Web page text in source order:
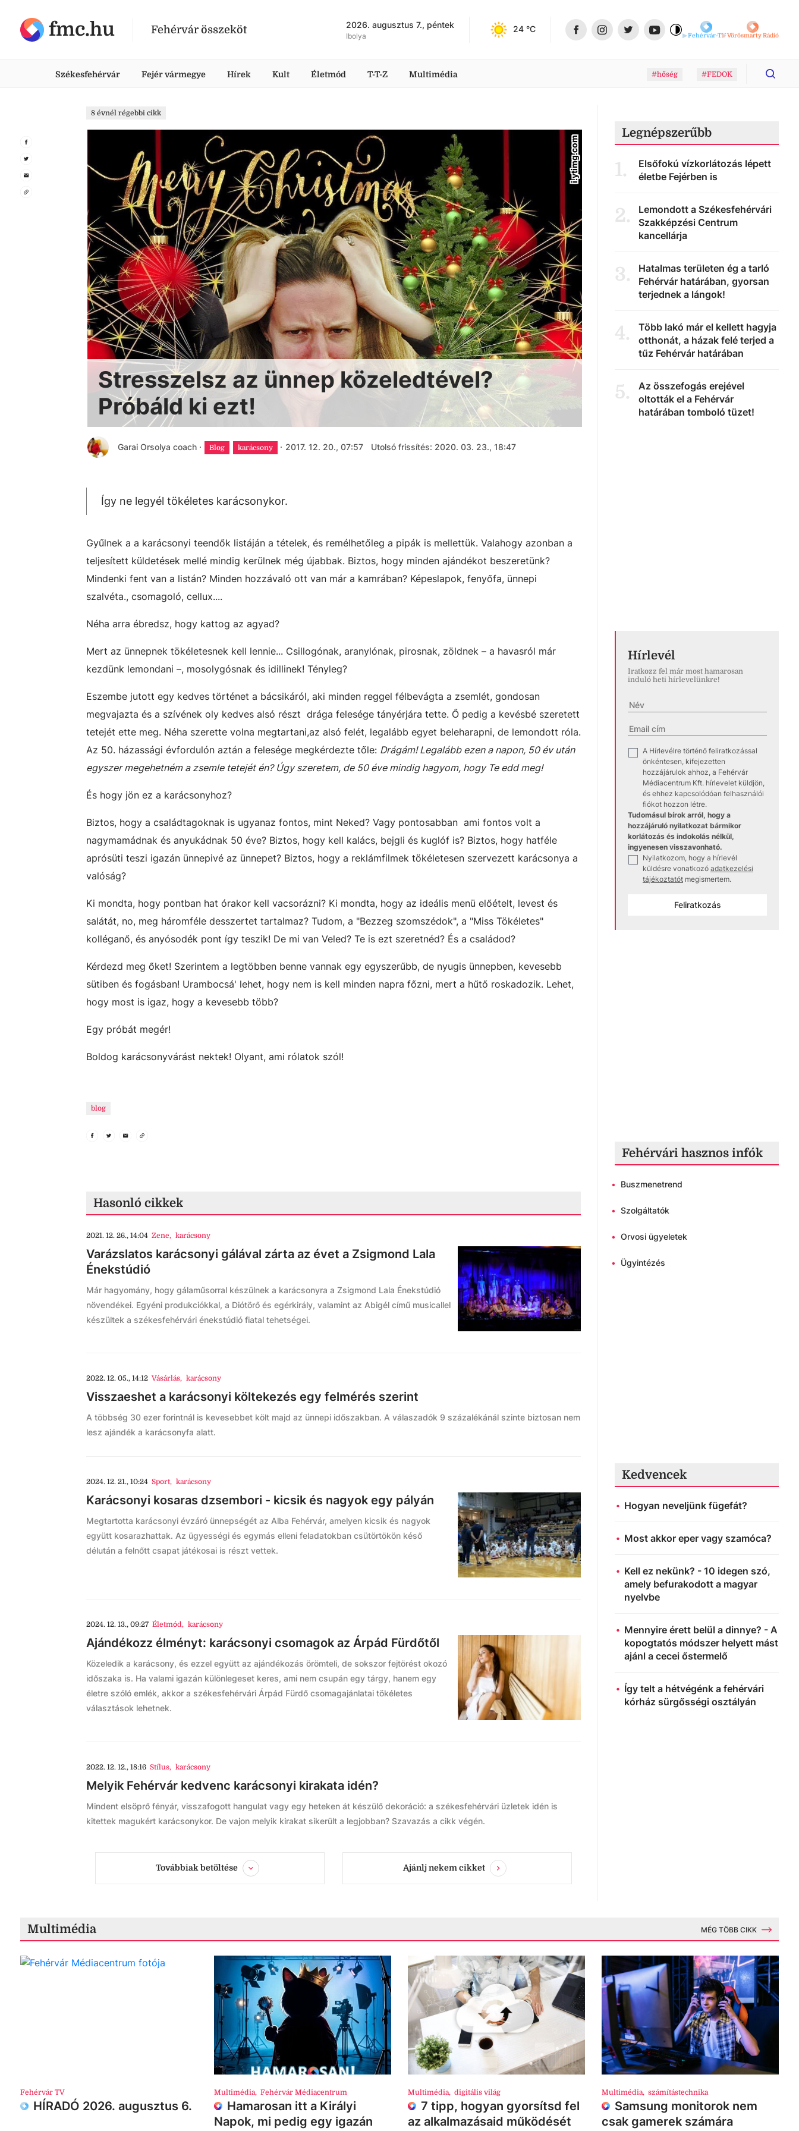
fmc.hu Fehérvár összeköt 2026. augusztus 7., péntek
Ibolya
24 °C
Fehérvár-TVVörösmarty Rádió
Székesfehérvár Fejér vármegye Hírek Kult Életmód T-T-Z Multimédia #hőség #FEDOK
8 évnél régebbi cikk
i.ytimg.com
Stresszelsz az ünnep közeledtével?
Próbáld ki ezt!
Garai Orsolya coach · Blog karácsony · 2017. 12. 20., 07:57 Utolsó frissítés: 2020. 03. 23., 18:47
Így ne legyél tökéletes karácsonykor.
Gyűlnek a a karácsonyi teendők listáján a tételek, és remélhetőleg a pipák is mellettük. Valahogy azonban a
teljesített küldetések mellé mindig kerülnek még újabbak. Biztos, hogy minden ajándékot beszeretünk?
Mindenki fent van a listán? Minden hozzávaló ott van már a kamrában? Képeslapok, fenyőfa, ünnepi
szalvéta., csomagoló, cellux....
Néha arra ébredsz, hogy kattog az agyad?
Mert az ünnepnek tökéletesnek kell lennie... Csillogónak, aranylónak, pirosnak, zöldnek – a havasról már
kezdünk lemondani –, mosolygósnak és idillinek! Tényleg?
Eszembe jutott egy kedves történet a bácsikáról, aki minden reggel félbevágta a zsemlét, gondosan
megvajazta és a szívének oly kedves alsó részt drága felesége tányérjára tette. Ő pedig a kevésbé szeretett
tetejét ette meg. Néha szerette volna megtartani,az alsó felét, legalább egyet beleharapni, de lemondott róla.
Az 50. házassági évfordulón aztán a felesége megkérdezte tőle: Drágám! Legalább ezen a napon, 50 év után
egyszer megehetném a zsemle tetejét én? Úgy szeretem, de 50 éve mindig hagyom, hogy Te edd meg!
És hogy jön ez a karácsonyhoz?
Biztos, hogy a családtagoknak is ugyanaz fontos, mint Neked? Vagy pontosabban ami fontos volt a
nagymamádnak és anyukádnak 50 éve? Biztos, hogy kell kalács, bejgli és kuglóf is? Biztos, hogy hatféle
aprósüti teszi igazán ünnepivé az ünnepet? Biztos, hogy a reklámfilmek tökéletesen szervezett karácsonya a
valóság?
Ki mondta, hogy pontban hat órakor kell vacsorázni? Ki mondta, hogy az ideális menü előételt, levest és
salátát, no, meg háromféle desszertet tartalmaz? Tudom, a "Bezzeg szomszédok", a "Miss Tökéletes"
kolléganő, és anyósodék pont így teszik! De mi van Veled? Te is ezt szeretnéd? És a családod?
Kérdezd meg őket! Szerintem a legtöbben benne vannak egy egyszerűbb, de nyugis ünnepben, kevesebb
sütiben és fogásban! Urambocsá' lehet, hogy nem is kell minden napra főzni, mert a hűtő roskadozik. Lehet,
hogy most is igaz, hogy a kevesebb több?
Egy próbát megér!
Boldog karácsonyvárást nektek! Olyant, ami rólatok szól!
blog
Hasonló cikkek
2021. 12. 26., 14:04 Zene, karácsony
Varázslatos karácsonyi gálával zárta az évet a Zsigmond Lala
Énekstúdió
Már hagyomány, hogy gálaműsorral készülnek a karácsonyra a Zsigmond Lala Énekstúdió
növendékei. Egyéni produkciókkal, a Diótörő és egérkirály, valamint az Abigél című musicallel
készültek a székesfehérvári énekstúdió fiatal tehetségei.
2022. 12. 05., 14:12 Vásárlás, karácsony
Visszaeshet a karácsonyi költekezés egy felmérés szerint
A többség 30 ezer forintnál is kevesebbet költ majd az ünnepi időszakban. A válaszadók 9 százalékánál szinte biztosan nem
lesz ajándék a karácsonyfa alatt.
2024. 12. 21., 10:24 Sport, karácsony
Karácsonyi kosaras dzsembori - kicsik és nagyok egy pályán
Megtartotta karácsonyi évzáró ünnepségét az Alba Fehérvár, amelyen kicsik és nagyok
együtt kosarazhattak. Az ügyességi és egymás elleni feladatokban csütörtökön késő
délután a felnőtt csapat játékosai is részt vettek.
2024. 12. 13., 09:27 Életmód, karácsony
Ajándékozz élményt: karácsonyi csomagok az Árpád Fürdőtől
Közeledik a karácsony, és ezzel együtt az ajándékozás örömteli, de sokszor fejtörést okozó
időszaka is. Ha valami igazán különlegeset keres, ami nem csupán egy tárgy, hanem egy
életre szóló emlék, akkor a székesfehérvári Árpád Fürdő csomagajánlatai tökéletes
választások lehetnek.
2022. 12. 12., 18:16 Stílus, karácsony
Melyik Fehérvár kedvenc karácsonyi kirakata idén?
Mindent elsöprő fényár, visszafogott hangulat vagy egy heteken át készülő dekoráció: a székesfehérvári üzletek idén is
kitettek magukért karácsonykor. De vajon melyik kirakat sikerült a legjobban? Szavazás a cikk végén.
Továbbiak betöltése Ajánlj nekem cikket
Legnépszerűbb
1.
Elsőfokú vízkorlátozás lépett
életbe Fejérben is
2.
Lemondott a Székesfehérvári
Szakképzési Centrum
kancellárja
3.
Hatalmas területen ég a tarló
Fehérvár határában, gyorsan
terjednek a lángok!
4.
Több lakó már el kellett hagyja
otthonát, a házak felé terjed a
tűz Fehérvár határában
5.
Az összefogás erejével
oltották el a Fehérvár
határában tomboló tüzet!
Hírlevél
Iratkozz fel már most hamarosan
induló heti hírlevelünkre!
✓
A Hírlevélre történő feliratkozással
önkéntesen, kifejezetten
hozzájárulok ahhoz, a Fehérvár
Médiacentrum Kft. hírlevelet küldjön,
és ehhez kapcsolódóan felhasználói
fiókot hozzon létre.
Tudomásul bírok arról, hogy a
hozzájáruló nyilatkozat bármikor
korlátozás és indokolás nélkül,
ingyenesen visszavonható.
✓
Nyilatkozom, hogy a hírlevél
küldésre vonatkozó adatkezelési
tájékoztatót megismertem.
Feliratkozás
Fehérvári hasznos infók
• Buszmenetrend
• Szolgáltatók
• Orvosi ügyeletek
• Ügyintézés
Kedvencek
Hogyan neveljünk fügefát?
Most akkor eper vagy szamóca?
Kell ez nekünk? - 10 idegen szó,
amely befurakodott a magyar
nyelvbe
Mennyire érett belül a dinnye? - A
kopogtatós módszer helyett mást
ajánl a cecei őstermelő
Így telt a hétvégénk a fehérvári
kórház sürgősségi osztályán
Multimédia MÉG TÖBB CIKK
Fehérvár TV
HÍRADÓ 2026. augusztus 6.
Multimédia, Fehérvár Médiacentrum
Hamarosan itt a Királyi
Napok, mi pedig egy igazán
Multimédia, digitális világ
7 tipp, hogyan gyorsítsd fel
az alkalmazásaid működését
Multimédia, számítástechnika
Samsung monitorok nem
csak gamerek számára